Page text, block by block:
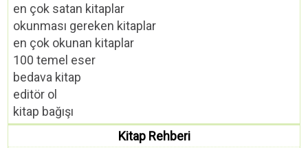
en çok satan kitaplar
okunması gereken kitaplar
en çok okunan kitaplar
100 temel eser
bedava kitap
editör ol
kitap bağışı
Kitap Rehberi